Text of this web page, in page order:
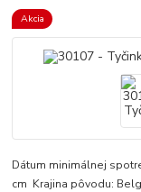
Akcia
Dátum minimálnej
cm Krajina pôvodu: